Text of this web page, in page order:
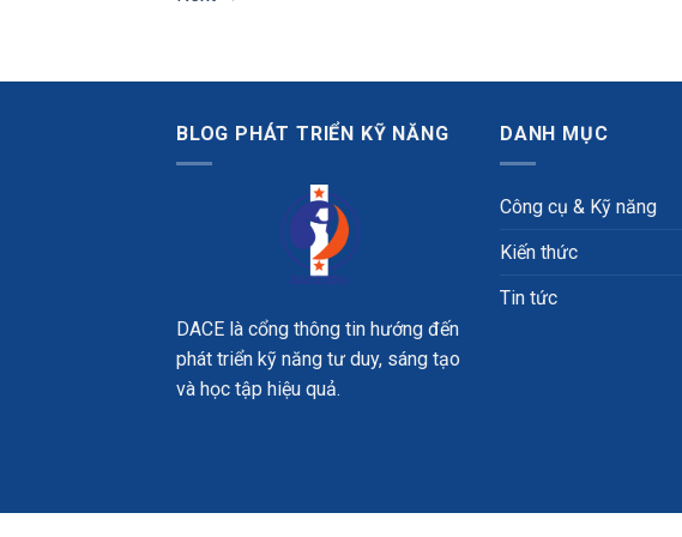
BLOG PHÁT TRIỂN KỸ NĂNG
DACE là cổng thông tin hướng đến
phát triển kỹ năng tư duy, sáng tạo
và học tập hiệu quả.
DANH MỤC
Công cụ & Kỹ năng
Kiến thức
Tin tức